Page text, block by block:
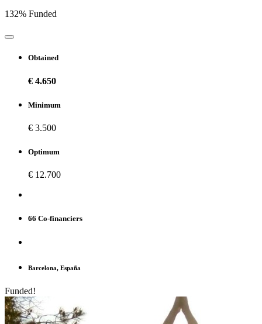
132% Funded
Obtained
€ 4.650
Minimum
€ 3.500
Optimum
€ 12.700
66 Co-financiers
Barcelona, España
Funded!